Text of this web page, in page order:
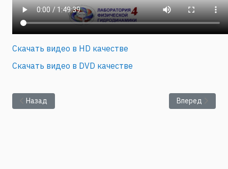
Скачать видео в HD качестве
Скачать видео в DVD качестве
Предыдущий: Мамыкин А.Д.: "Турбулентный теплоперенос
Назад Следующий:
Вперед